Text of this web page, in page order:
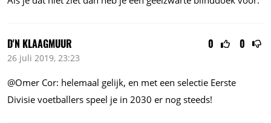
0 0
D'N KLAAGMUUR
26 juli 2019, 23:23
@Omer Cor: helemaal gelijk, en met een selectie Eerste
Divisie voetballers speel je in 2030 er nog steeds!